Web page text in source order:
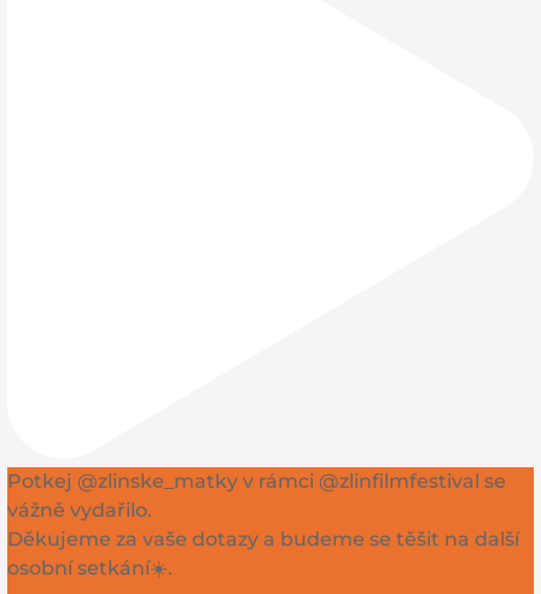
Potkej @zlinske_matky v rámci @zlinfilmfestival se
vážně vydařilo.
Děkujeme za vaše dotazy a budeme se těšit na další
osobní setkání☀️.